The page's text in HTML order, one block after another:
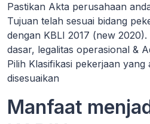
Pastikan Akta perusahaan
Tujuan telah sesuai bidang
dengan KBLI 2017 (new 2020).
dasar, legalitas operasional &
Pilih Klasifikasi pekerjaan yang
disesuaikan
Manfaat